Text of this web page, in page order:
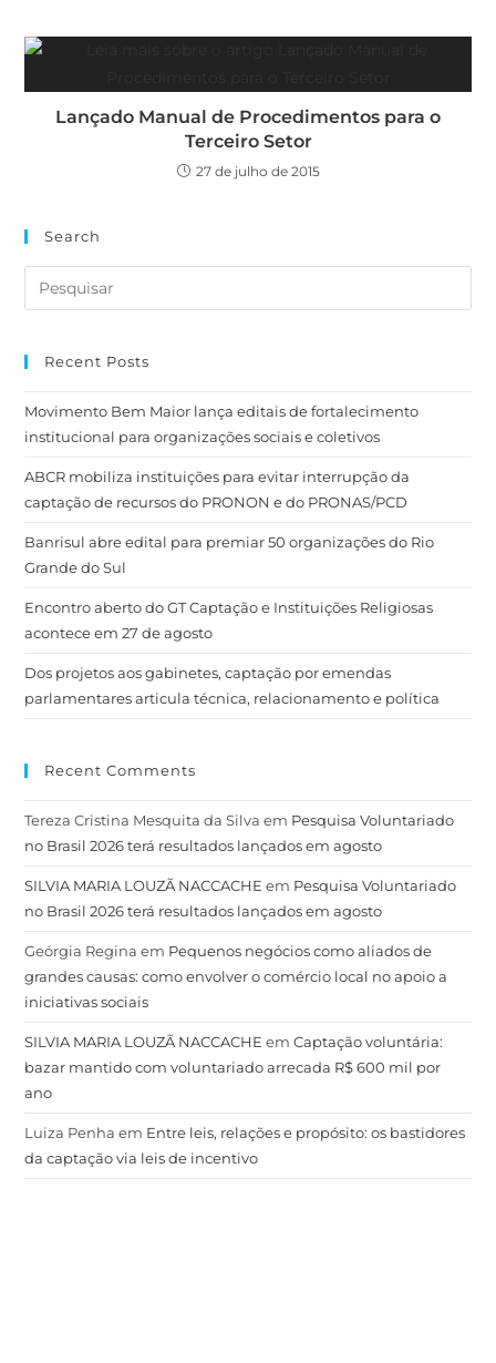
Lançado Manual de Procedimentos para o
Terceiro Setor
27 de julho de 2015
Search
Recent Posts
Movimento Bem Maior lança editais de fortalecimento
institucional para organizações sociais e coletivos
ABCR mobiliza instituições para evitar interrupção da
captação de recursos do PRONON e do PRONAS/PCD
Banrisul abre edital para premiar 50 organizações do Rio
Grande do Sul
Encontro aberto do GT Captação e Instituições Religiosas
acontece em 27 de agosto
Dos projetos aos gabinetes, captação por emendas
parlamentares articula técnica, relacionamento e política
Recent Comments
Tereza Cristina Mesquita da Silva em Pesquisa Voluntariado
no Brasil 2026 terá resultados lançados em agosto
SILVIA MARIA LOUZÃ NACCACHE em Pesquisa Voluntariado
no Brasil 2026 terá resultados lançados em agosto
Geórgia Regina em Pequenos negócios como aliados de
grandes causas: como envolver o comércio local no apoio a
iniciativas sociais
SILVIA MARIA LOUZÃ NACCACHE emCaptação voluntária:
bazar mantido com voluntariado arrecada R$ 600 mil por
ano
Luiza Penha em Entre leis, relações e propósito: os bastidores
da captação via leis de incentivo